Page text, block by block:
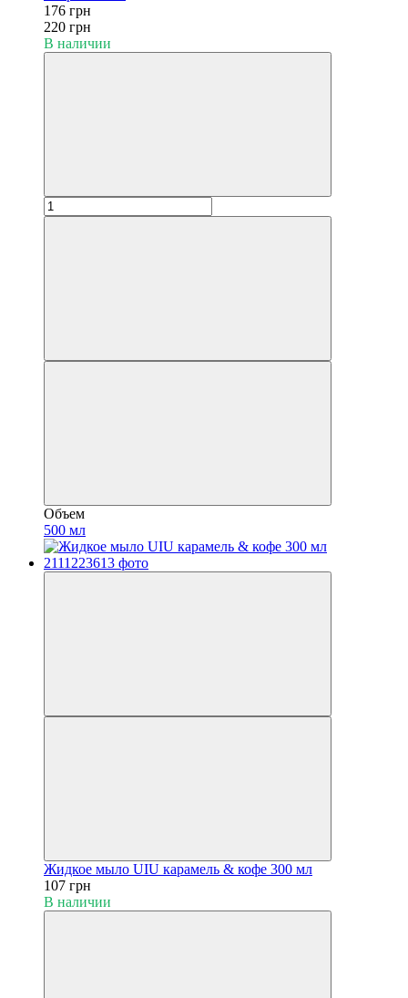
176 грн
220 грн
В наличии
Объем
500 мл
Жидкое мыло UIU карамель & кофе 300 мл
107 грн
В наличии